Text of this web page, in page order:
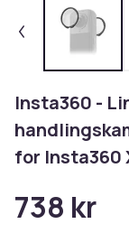
Insta360 -
for Insta360
738 kr